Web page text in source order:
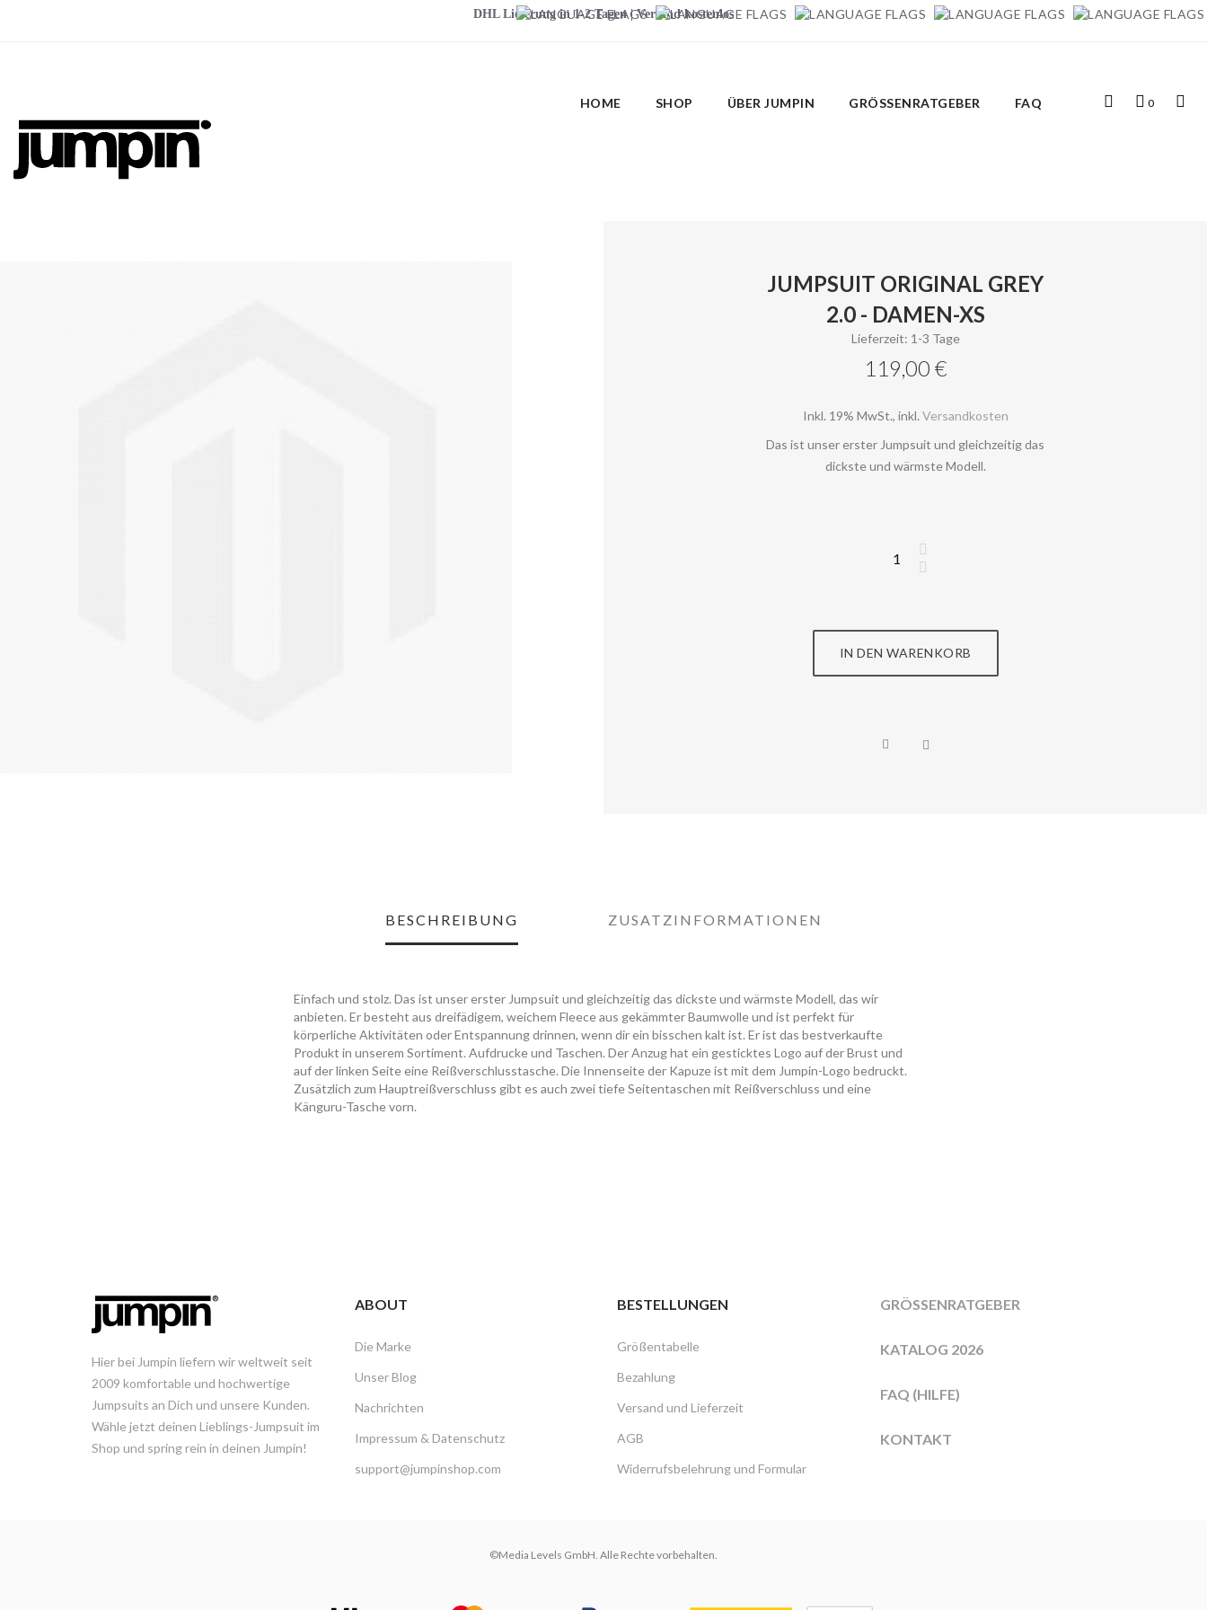
DHL Lieferung in 1-2 Tagen | Versand kostenlos
Mein
0
HOME SHOP ÜBER JUMPIN GRÖSSENRATGEBER FAQ
JUMPSUIT ORIGINAL GREY
2.0 - DAMEN-XS
Lieferzeit: 1-3 Tage
119,00 €
Inkl. 19% MwSt., inkl. Versandkosten
Das ist unser erster Jumpsuit und gleichzeitig das
dickste und wärmste Modell.
IN DEN WARENKORB
BESCHREIBUNG ZUSATZINFORMATIONEN
Einfach und stolz. Das ist unser erster Jumpsuit und gleichzeitig das dickste und wärmste Modell, das wir
anbieten. Er besteht aus dreifädigem, weichem Fleece aus gekämmter Baumwolle und ist perfekt für
körperliche Aktivitäten oder Entspannung drinnen, wenn dir ein bisschen kalt ist. Er ist das bestverkaufte
Produkt in unserem Sortiment. Aufdrucke und Taschen. Der Anzug hat ein gesticktes Logo auf der Brust und
auf der linken Seite eine Reißverschlusstasche. Die Innenseite der Kapuze ist mit dem Jumpin-Logo bedruckt.
Zusätzlich zum Hauptreißverschluss gibt es auch zwei tiefe Seitentaschen mit Reißverschluss und eine
Känguru-Tasche vorn.
Hier bei Jumpin liefern wir weltweit seit
2009 komfortable und hochwertige
Jumpsuits an Dich und unsere Kunden.
Wähle jetzt deinen Lieblings-Jumpsuit im
Shop und spring rein in deinen Jumpin!
ABOUT
Die Marke
Unser Blog
Nachrichten
Impressum & Datenschutz
support@jumpinshop.com
BESTELLUNGEN
Größentabelle
Bezahlung
Versand und Lieferzeit
AGB
Widerrufsbelehrung und Formular
GRÖSSENRATGEBER
KATALOG 2026
FAQ (HILFE)
KONTAKT
©Media Levels GmbH. Alle Rechte vorbehalten.